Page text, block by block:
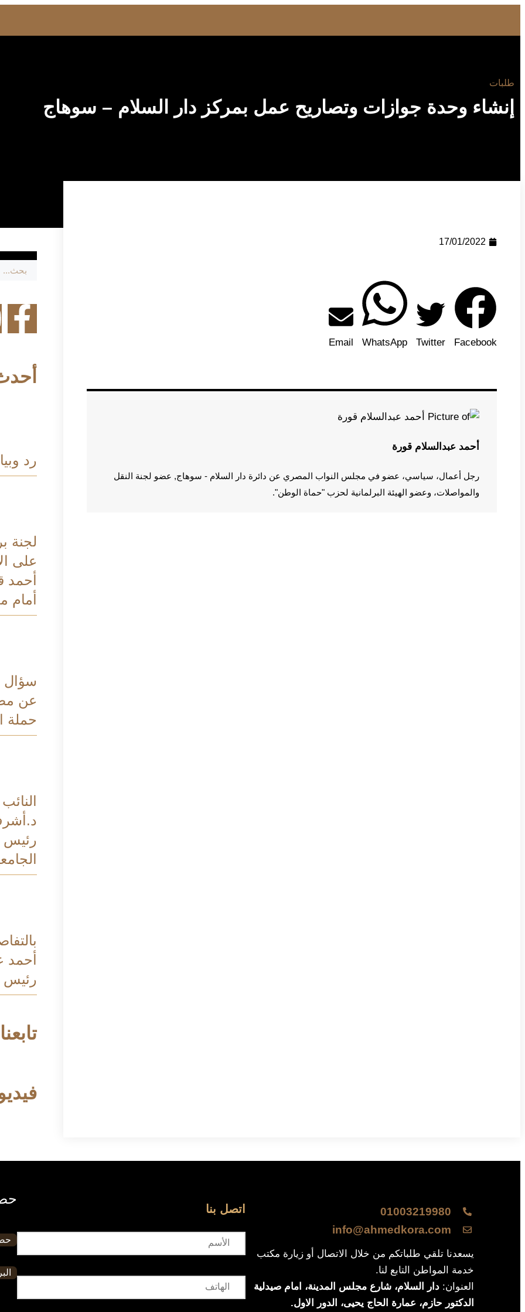
طلبات
إنشاء وحدة جوازات وتصاريح عمل بمركز دار السلام – سوهاج
17/01/2022
Facebook
Twitter
WhatsApp
Email
أحمد عبدالسلام قورة
رجل أعمال، سياسي، عضو في مجلس النواب المصري عن دائرة دار السلام - سوهاج, عضو لجنة النقل
والمواصلات، وعضو الهيئة البرلمانية لحزب "حماة الوطن".
رد
لجنة
على
أحمد
سؤال
عن
حملة
رئيس
أحمد
رئيس
تابعنا
01003219980
info@ahmedkora.com
يسعدنا تلقي طلباتكم من خلال الاتصال أو زيارة مكتب
خدمة المواطن التابع لنا.
العنوان: دار السلام، شارع مجلس المدينة، امام صيدلية
الدكتور حازم، عمارة الحاج يحيى، الدور الاول.
اتصل بنا